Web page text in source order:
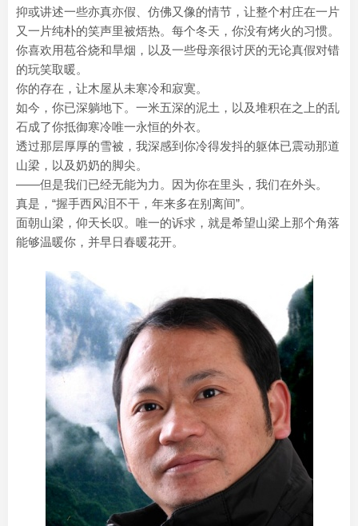
抑或讲述一些亦真亦假、仿佛又像的情节，让整个村庄在一片
又一片纯朴的笑声里被焐热。每个冬天，你没有烤火的习惯。
你喜欢用苞谷烧和旱烟，以及一些母亲很讨厌的无论真假对错
的玩笑取暖。
你的存在，让木屋从未寒冷和寂寞。
如今，你已深躺地下。一米五深的泥土，以及堆积在之上的乱
石成了你抵御寒冷唯一永恒的外衣。
透过那层厚厚的雪被，我深感到你冷得发抖的躯体已震动那道
山梁，以及奶奶的脚尖。
——但是我们已经无能为力。因为你在里头，我们在外头。
真是，“握手西风泪不干，年来多在别离间”。
面朝山梁，仰天长叹。唯一的诉求，就是希望山梁上那个角落
能够温暖你，并早日春暖花开。